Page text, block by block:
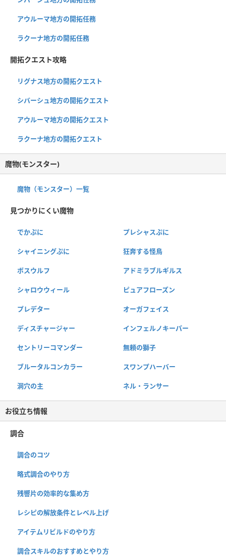
アウルーマ地方の開拓任務
ラクーナ地方の開拓任務
開拓クエスト攻略
リグナス地方の開拓クエスト
シバーシュ地方の開拓クエスト
アウルーマ地方の開拓クエスト
ラクーナ地方の開拓クエスト
魔物(モンスター)
魔物（モンスター）一覧
見つかりにくい魔物
でかぷに プレシャスぷに
シャイニングぷに 狂奔する怪鳥
ボスウルフ アドミラブルギルス
シャロウウィール ピュアフローズン
プレデター オーガフェイス
ディスチャージャー インフェルノキーパー
セントリーコマンダー 無頼の獅子
ブルータルコンカラー スワンプハーバー
洞穴の主 ネル・ランサー
お役立ち情報
調合
調合のコツ
略式調合のやり方
残響片の効率的な集め方
レシピの解放条件とレベル上げ
アイテムリビルドのやり方
調合スキルのおすすめとやり方